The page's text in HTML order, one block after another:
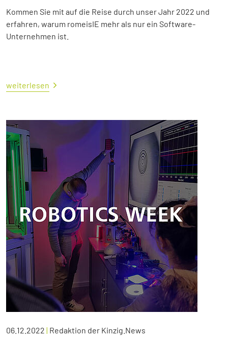
Kommen Sie mit auf die Reise durch unser Jahr 2022 und
erfahren, warum romeisIE mehr als nur ein Software-
Unternehmen ist.
weiterlesen
06.12.2022 | Redaktion der Kinzig.News